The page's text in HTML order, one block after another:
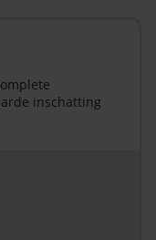
inschatting